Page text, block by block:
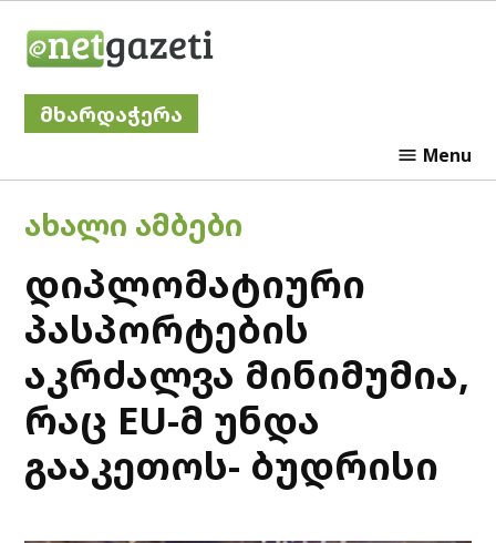
მხარდაჭერა
Menu
POSTED
ᲐᲮᲐᲚᲘ ᲐᲛᲑᲔᲑᲘ
დიპლომატიური
პასპორტების
აკრძალვა მინიმუმია,
რაც EU-მ უნდა
გააკეთოს- ბუდრისი